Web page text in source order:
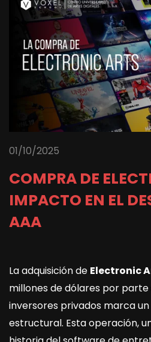
01/10/2025
COMPRA DE
IMPACTO EN EL
AAA
La adquisición de Electronic
millones de dólares por
inversores privados marca
estructural. Esta operación,